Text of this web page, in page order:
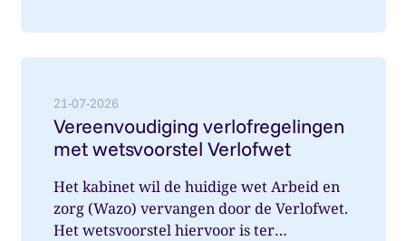
21-07-2026
Vereenvoudiging verlofregelingen
met wetsvoorstel Verlofwet
Het kabinet wil de huidige wet Arbeid en
zorg (Wazo) vervangen door de Verlofwet.
Het wetsvoorstel hiervoor is ter